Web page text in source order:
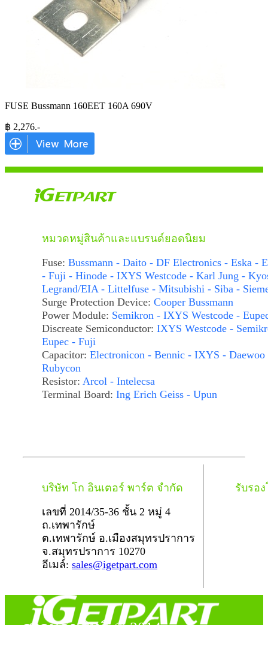
FUSE Bussmann 160EET 160A 690V
฿ 2,276.-
หมวดหมู่สินค้าและแบรนด์ยอดนิยม
Fuse: Bussmann - Daito - DF Electronics - Eska -
- Fuji - Hinode - IXYS Westcode - Karl Jung -
Legrand/EIA - Littelfuse - Mitsubishi - Siba -
Surge Protection Device: Cooper Bussmann
Power Module: Semikron - IXYS Westcode -
Discreate Semiconductor: IXYS Westcode -
Eupec - Fuji
Capacitor: Electronicon - Bennic - IXYS - Daewoo
Rubycon
Resistor: Arcol - Intelecsa
Terminal Board: Ing Erich Geiss - Upun
บริษัท โก อินเตอร์ พาร์ต จำกัด
เลขที่ 2014/35-36 ชั้น 2 หมู่ 4
ถ.เทพารักษ์
ต.เทพารักษ์ อ.เมืองสมุทรปราการ
จ.สมุทรปราการ 10270
อีเมล์: sales@igetpart.com
รับรอ
สงวนลิขสิทธิ์ © 2014